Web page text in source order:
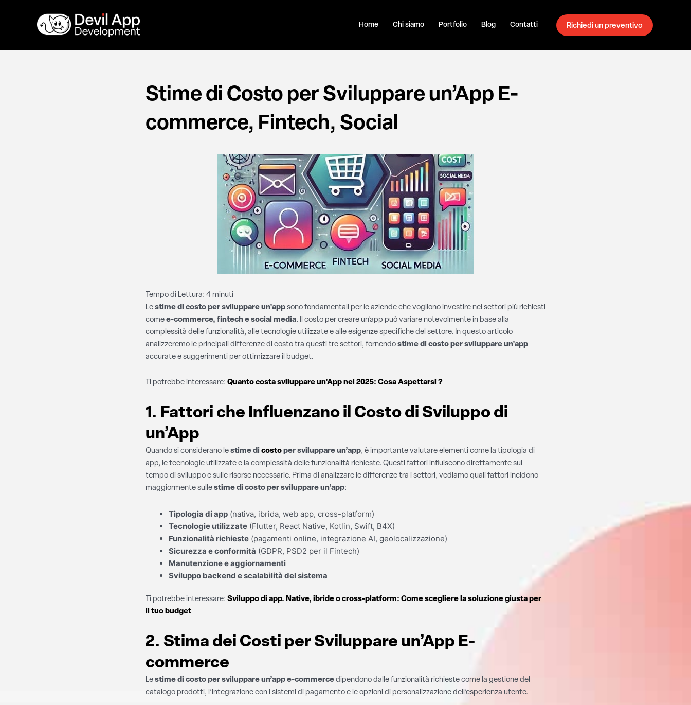
Home Chi siamo Portfolio Blog Contatti Richiedi un preventivo
Stime di Costo per Sviluppare un’App E-
commerce, Fintech, Social
Tempo di Lettura: 4 minuti
Le stime di costo per sviluppare un’app sono fondamentali per le aziende che vogliono investire nei settori più richiesti
come e-commerce, fintech e social media. Il costo per creare un’app può variare notevolmente in base alla
complessità delle funzionalità, alle tecnologie utilizzate e alle esigenze specifiche del settore. In questo articolo
analizzeremo le principali differenze di costo tra questi tre settori, fornendo stime di costo per sviluppare un’app
accurate e suggerimenti per ottimizzare il budget.
Ti potrebbe interessare: Quanto costa sviluppare un’App nel 2025: Cosa Aspettarsi ?
1. Fattori che Influenzano il Costo di Sviluppo di
un’App
Quando si considerano le stime di costo per sviluppare un’app, è importante valutare elementi come la tipologia di
app, le tecnologie utilizzate e la complessità delle funzionalità richieste. Questi fattori influiscono direttamente sul
tempo di sviluppo e sulle risorse necessarie. Prima di analizzare le differenze tra i settori, vediamo quali fattori incidono
maggiormente sulle stime di costo per sviluppare un’app:
Tipologia di app (nativa, ibrida, web app, cross-platform)
Tecnologie utilizzate (Flutter, React Native, Kotlin, Swift, B4X)
Funzionalità richieste (pagamenti online, integrazione AI, geolocalizzazione)
Sicurezza e conformità (GDPR, PSD2 per il Fintech)
Manutenzione e aggiornamenti
Sviluppo backend e scalabilità del sistema
Ti potrebbe interessare: Sviluppo di app. Native, ibride o cross-platform: Come scegliere la soluzione giusta per
il tuo budget
2. Stima dei Costi per Sviluppare un’App E-
commerce
Le stime di costo per sviluppare un’app e-commerce dipendono dalle funzionalità richieste come la gestione del
catalogo prodotti, l’integrazione con i sistemi di pagamento e le opzioni di personalizzazione dell’esperienza utente.